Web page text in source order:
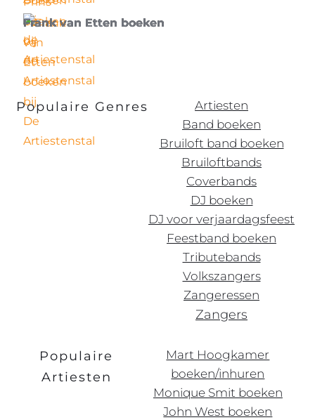
Frank van Etten boeken
Populaire Genres
Artiesten
Band boeken
Bruiloft band boeken
Bruiloftbands
Coverbands
DJ boeken
DJ voor verjaardagsfeest
Feestband boeken
Tributebands
Volkszangers
Zangeressen
Zangers
Populaire
Artiesten
Mart Hoogkamer
boeken/inhuren
Monique Smit boeken
John West boeken